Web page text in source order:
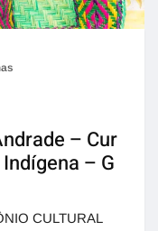
– Cur
– G
CULTURAL